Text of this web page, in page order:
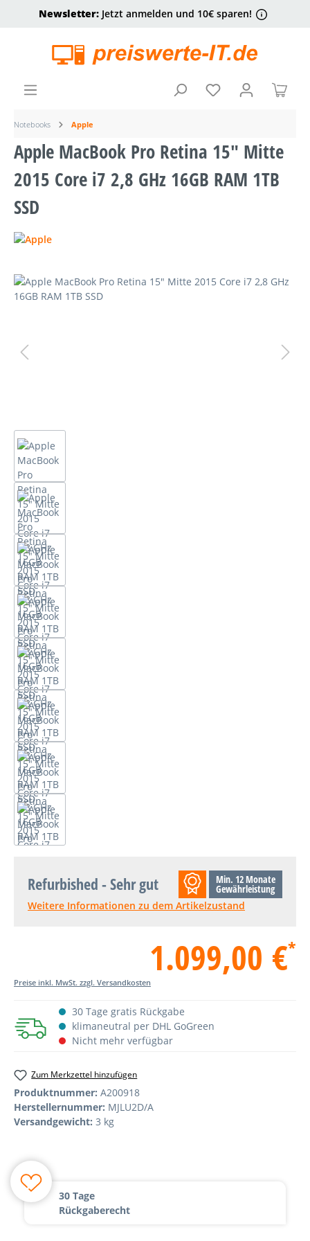
springen
Newsletter:Jetzt anmelden und 10€ sparen!
Notebooks Apple
Apple MacBook Pro Retina 15" Mitte
2015 Core i7 2,8 GHz 16GB RAM 1TB
SSD
Bildergalerie überspringen
Refurbished - Sehr gut Min. 12 Monate
Gewährleistung
Weitere Informationen zu dem Artikelzustand
1.099,00 €*
Preise inkl. MwSt. zzgl. Versandkosten
30 Tage gratis Rückgabe
klimaneutral per DHL GoGreen
Nicht mehr verfügbar
Zum Merkzettel hinzufügen
Produktnummer: A200918
Herstellernummer: MJLU2D/A
Versandgewicht: 3 kg
30 Tage
Rückgaberecht